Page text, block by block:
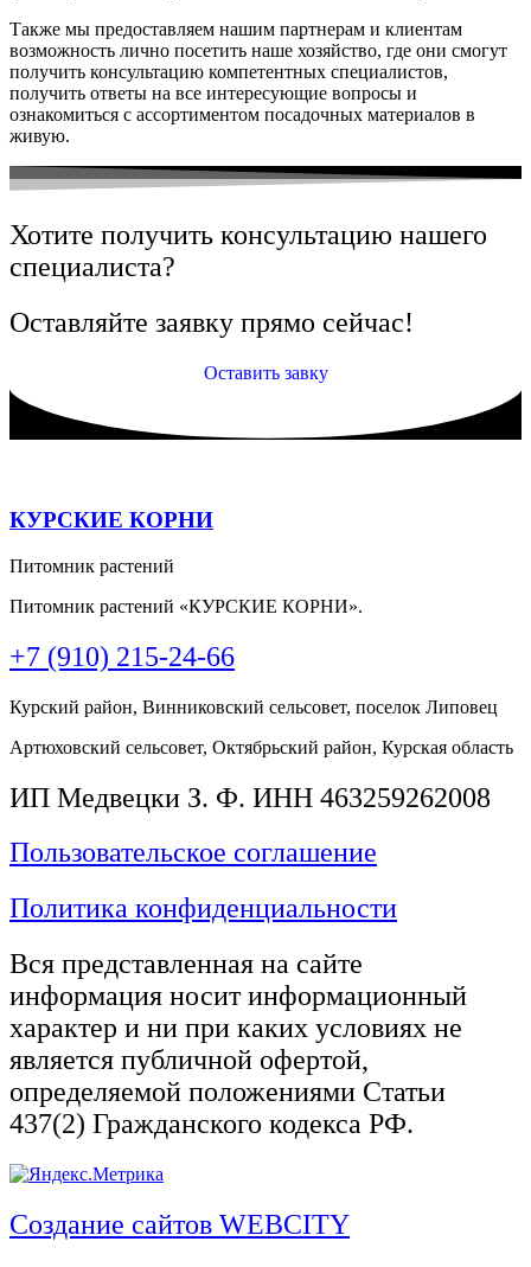
Также мы предоставляем нашим партнерам и клиентам
возможность лично посетить наше хозяйство, где они смогут
получить консультацию компетентных специалистов,
получить ответы на все интересующие вопросы и
ознакомиться с ассортиментом посадочных материалов в
живую.
Хотите получить консультацию нашего
специалиста?
Оставляйте заявку прямо сейчас!
Оставить завку
КУРСКИЕ КОРНИ
Питомник растений
Питомник растений «КУРСКИЕ КОРНИ».
+7 (910) 215-24-66
Курский район, Винниковский сельсовет, поселок Липовец
Артюховский сельсовет, Октябрьский район, Курская область
ИП Медвецки З. Ф. ИНН 463259262008
Пользовательское соглашение
Политика конфиденциальности
Вся представленная на сайте
информация носит информационный
характер и ни при каких условиях не
является публичной офертой,
определяемой положениями Статьи
437(2) Гражданского кодекса РФ.
Создание сайтов WEBCITY